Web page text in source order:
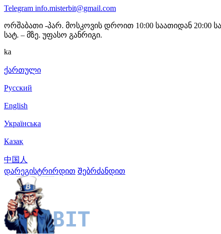
Telegram info.misterbit@gmail.com
ორშაბათი -პარ. მოსკოვის დროით 10:00 საათიდან 20:00
სატ. – მზე. უფასო განრიგი.
ka
ქართული
Русский
English
Українська
Казақ
中国人
დარეგისტრირდით Შებრძანდით